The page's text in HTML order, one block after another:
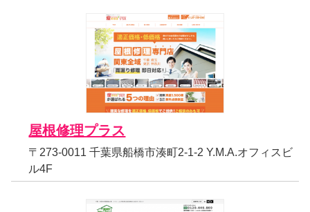
屋根修理プラス
〒273-0011 千葉県船橋市湊町2-1-2 Y.M.A.オフィスビ
ル4F